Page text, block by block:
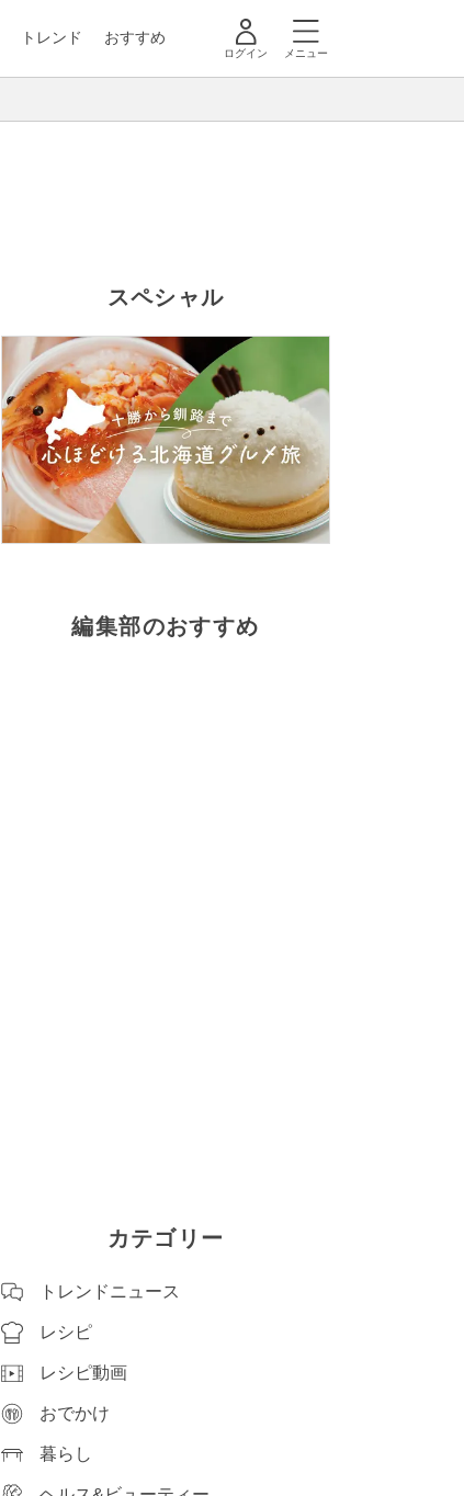
トレンド おすすめ
ログイン メニュー
スペシャル
編集部のおすすめ
カテゴリー
トレンドニュース
レシピ
レシピ動画
おでかけ
暮らし